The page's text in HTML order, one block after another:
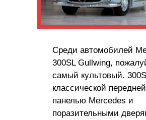
Среди автомобилей
300SL Gullwing,
самый культовый.
классической передней
панелью Mercedes и
поразительными